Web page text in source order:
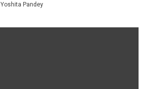
Yoshita Pandey